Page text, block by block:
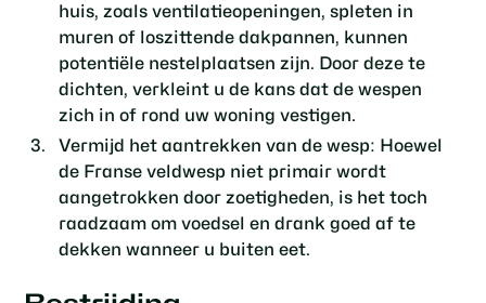
huis, zoals ventilatieopeningen, spleten in
muren of loszittende dakpannen, kunnen
potentiële nestelplaatsen zijn. Door deze te
dichten, verkleint u de kans dat de wespen
zich in of rond uw woning vestigen.
Vermijd het aantrekken van de wesp: Hoewel
de Franse veldwesp niet primair wordt
aangetrokken door zoetigheden, is het toch
raadzaam om voedsel en drank goed af te
dekken wanneer u buiten eet.